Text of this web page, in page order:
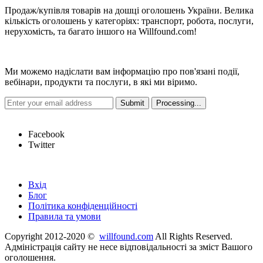
Продаж/купівля товарів на дошці оголошень України. Велика
кількість оголошень у категоріях: транспорт, робота, послуги,
нерухомість, та багато іншого на Willfound.com!
Ми можемо надіслати вам інформацію про пов'язані події,
вебінари, продукти та послуги, в які ми віримо.
Facebook
Twitter
Вхід
Блог
Політика конфіденційності
Правила та умови
Copyright 2012-2020 © willfound.com All Rights Reserved.
Адміністрація сайту не несе відповідальності за зміст Вашого
оголошення.